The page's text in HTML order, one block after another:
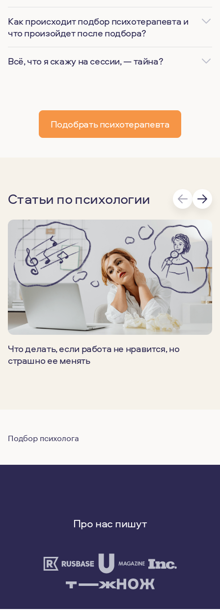
Как происходит подбор психотерапевта и
что произойдет после подбора?
Всё, что я скажу на сессии, — тайна?
Подобрать психотерапевта
Статьи по психологии
Что делать, если работа не нравится, но
страшно ее менять
Подбор психолога
Про нас пишут